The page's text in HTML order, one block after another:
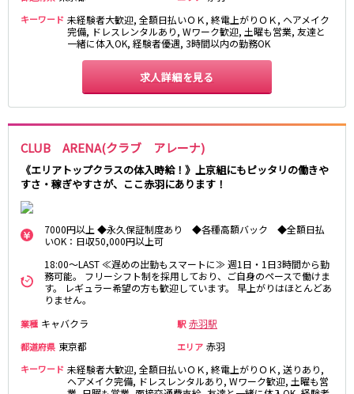
キーワード 未経験者大歓迎, 全額日払いＯＫ, 終電上がりＯＫ, ヘアメイク
完備, ドレスレンタルあり, Wワーク歓迎, 土曜も営業, 友達と
一緒に体入OK, 経験者優遇, 3時間以内の勤務OK
求人詳細を見る
CLUB ARENA(クラブ アレーナ)
《エリアトップクラスの体入時給！》上京組にもピッタリの働きや
すさ・稼ぎやすさが、ここ赤羽にあります！
7000円以上 ◆永久保証制度あり ◆各種高額バック ◆全額日払
いOK：日収50,000円以上可
18:00～LAST ≪遅めの出勤もスマートに≫ 週1日・1日3時間から勤
務可能。 フリーシフト制を採用しており、ご自身のペースで働けま
す。 レギュラー希望の方も歓迎しています。 早上がりはほとんどあ
りません。
業種 キャバクラ 駅 赤羽駅
都道府県 東京都 エリア 赤羽
キーワード 未経験者大歓迎, 全額日払いＯＫ, 終電上がりＯＫ, 送りあり,
ヘアメイク完備, ドレスレンタルあり, Wワーク歓迎, 土曜も営
池袋駅
大宮駅
新宿駅
赤羽駅
恵比寿駅
渋谷駅
十条駅
国分寺駅 八坂駅
新宿駅
町田駅
相模大野駅
下北沢駅
祖師ヶ谷大蔵駅
向ヶ丘遊園駅
経堂駅
小田急相模原駅
小田原駅
豪徳寺駅
海老名駅